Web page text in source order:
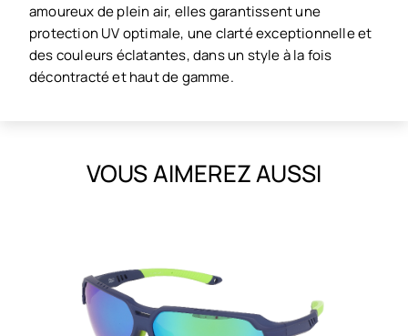
amoureux de plein air, elles garantissent une
protection UV optimale, une clarté exceptionnelle et
des couleurs éclatantes, dans un style à la fois
décontracté et haut de gamme.
VOUS AIMEREZ AUSSI